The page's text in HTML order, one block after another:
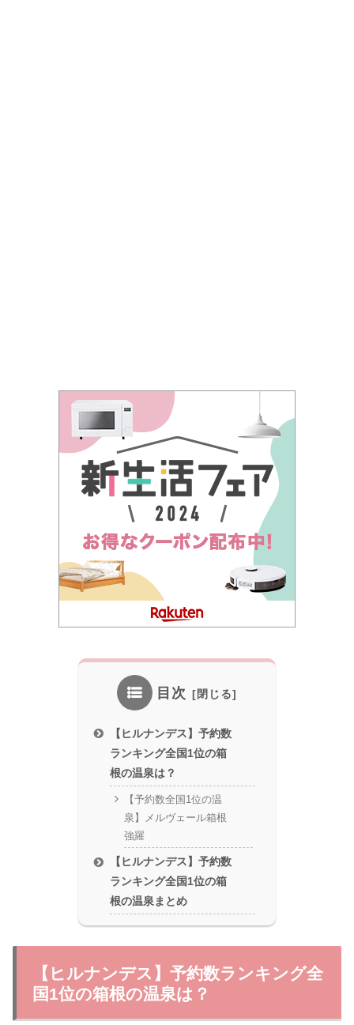
目次
【ヒルナンデス】予約数
ランキング全国1位の箱
根の温泉は？
【予約数全国1位の温
泉】メルヴェール箱根
強羅
【ヒルナンデス】予約数
ランキング全国1位の箱
根の温泉まとめ
【ヒルナンデス】予約数ランキング全
国1位の箱根の温泉は？